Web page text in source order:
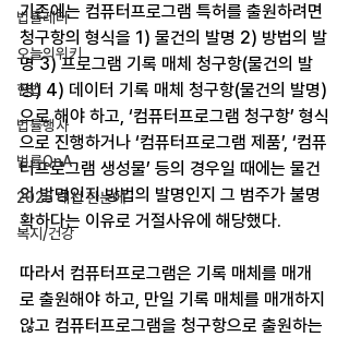
법률레터
오늘의위키
헌법
법률행사
법률QnA
2025 대선 한눈에
복지/건강
기존에는 컴퓨터프로그램 특허를 출원하려면
청구항의 형식을 1) 물건의 발명 2) 방법의 발
명 3) 프로그램 기록 매체 청구항(물건의 발
명) 4) 데이터 기록 매체 청구항(물건의 발명)
으로 해야 하고, ‘컴퓨터프로그램 청구항’ 형식
으로 진행하거나 ‘컴퓨터프로그램 제품’, ‘컴퓨
터프로그램 생성물’ 등의 경우일 때에는 물건
의 발명인지 방법의 발명인지 그 범주가 불명
확하다는 이유로 거절사유에 해당했다.
따라서 컴퓨터프로그램은 기록 매체를 매개
로 출원해야 하고, 만일 기록 매체를 매개하지
않고 컴퓨터프로그램을 청구항으로 출원하는